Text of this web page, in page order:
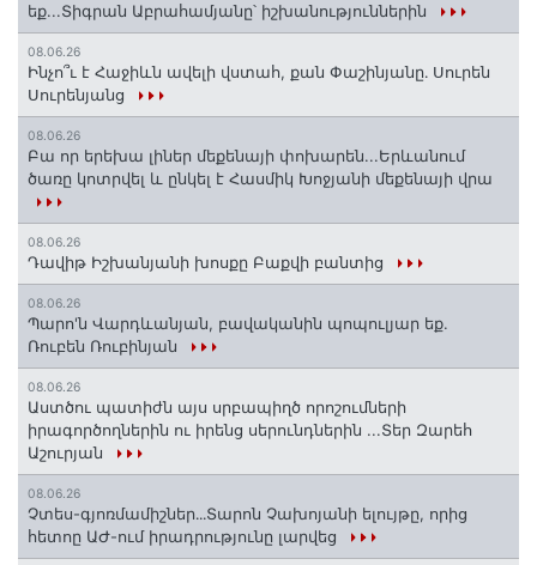
եք...Տիգրան Աբրահամյանը՝ իշխանություններին
08.06.26
Ինչո՞ւ է Հաջիևն ավելի վստահ, քան Փաշինյանը․ Սուրեն
Սուրենյանց
08.06.26
Բա որ երեխա լիներ մեքենայի փոխարեն...Երևանում
ծառը կոտրվել և ընկել է Հասմիկ Խոջյանի մեքենայի վրա
08.06.26
Դավիթ Իշխանյանի խոսքը Բաքվի բանտից
08.06.26
Պարո'ն Վարդևանյան, բավականին պոպուլյար եք.
Ռուբեն Ռուբինյան
08.06.26
Աստծու պատիժն այս սրբապիղծ որոշումների
իրագործողներին ու իրենց սերունդներին ...Տեր Զարեհ
Աշուրյան
08.06.26
Չտես-գյոռմամիշներ․․․Տարոն Չախոյանի ելույթը, որից
հետոը ԱԺ-ում իրադրությունը լարվեց